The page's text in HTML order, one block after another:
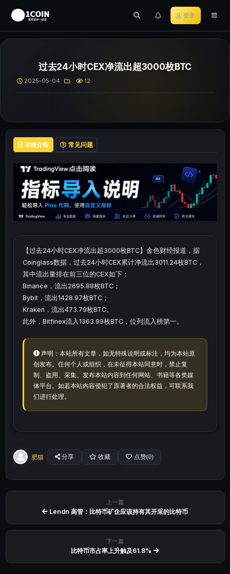
登录
过去24小时CEX净流出超3000枚BTC
2025-05-04 12
详情介绍 常见问题
【过去24小时CEX净流出超3000枚BTC】金色财经报道，据
Coinglass数据，过去24小时CEX累计净流出3011.24枚BTC，
其中流出量排在前三位的CEX如下：
Binance，流出2695.88枚BTC；
Bybit，流出1428.97枚BTC；
Kraken，流出473.79枚BTC。
此外，Bitfinex流入1363.99枚BTC，位列流入榜第一。
声明：本站所有文章，如无特殊说明或标注，均为本站原
创发布。任何个人或组织，在未征得本站同意时，禁止复
制、盗用、采集、发布本站内容到任何网站、书籍等各类媒
体平台。如若本站内容侵犯了原著者的合法权益，可联系我
们进行处理。
肥猫 分享 收藏 点赞(0)
上一篇
Lendn 高管：比特币矿企应该持有其开采的比特币
下一篇
比特币市占率上升触及61.8%